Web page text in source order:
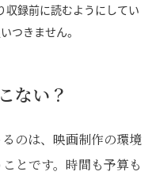
収録前に読むようにしてい
つきません。
ない？
のは、映画制作の環境
とです。時間も予算も